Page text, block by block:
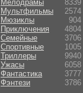
Мелодрамы
8339
Мультфильмы
2574
Мюзиклы
904
Приключения
4804
Семейные
3706
Cпортивные
1005
Триллеры
9940
Ужасы
6058
Фантастика
3777
Фэнтези
3786